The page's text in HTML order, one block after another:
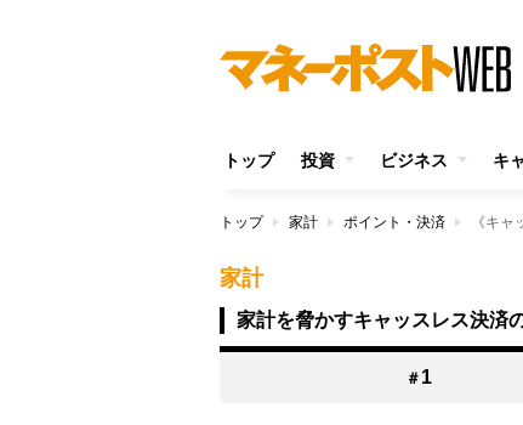
トップ 投資 ビジネス キ
トップ 家計 ポイント・決済
家計
家計を脅かすキャッスレス決済
＃ 1